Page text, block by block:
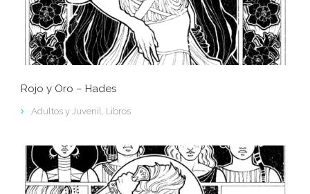
Rojo y Oro – Hades
Adultos y Juvenil, Libros